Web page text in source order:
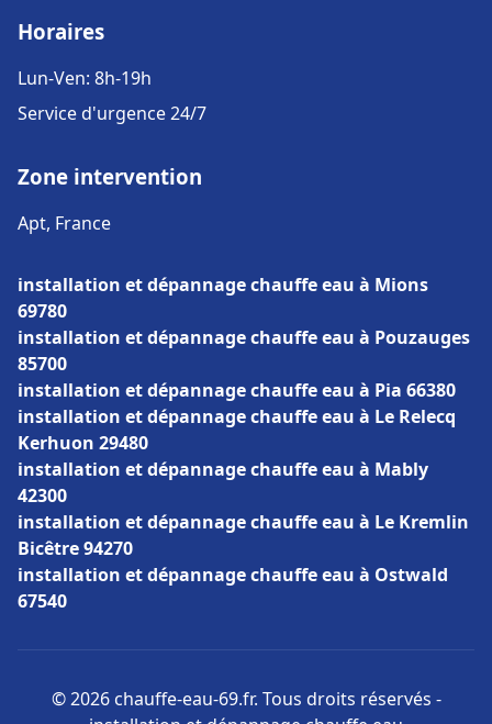
Horaires
Lun-Ven: 8h-19h
Service d'urgence 24/7
Zone intervention
Apt, France
installation et dépannage chauffe eau à Mions
69780
installation et dépannage chauffe eau à Pouzauges
85700
installation et dépannage chauffe eau à Pia 66380
installation et dépannage chauffe eau à Le Relecq
Kerhuon 29480
installation et dépannage chauffe eau à Mably
42300
installation et dépannage chauffe eau à Le Kremlin
Bicêtre 94270
installation et dépannage chauffe eau à Ostwald
67540
© 2026 chauffe-eau-69.fr. Tous droits réservés -